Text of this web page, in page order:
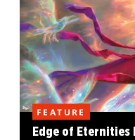
FEATURE
Edge of Eternities